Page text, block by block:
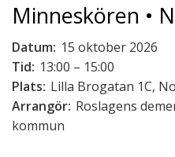
Minneskören •
Datum: 15 oktober 2026
Tid: 13:00 – 15:00
Plats: Lilla Brogatan 1C,
Arrangör: Roslagens
kommun